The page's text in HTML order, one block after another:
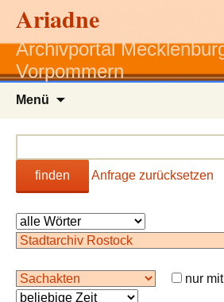
Ariadne
Archivportal
Vorpommern
Menü
finden Anfrage zurücksetzen
nur